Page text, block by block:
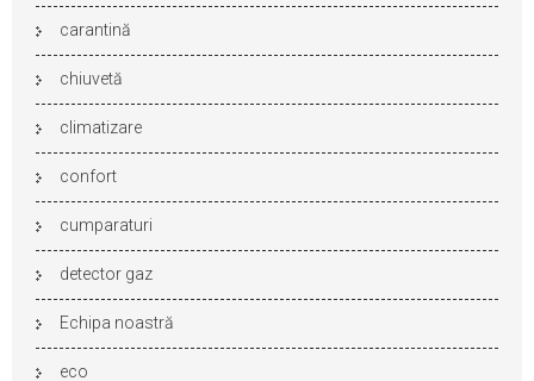
carantină
chiuvetă
climatizare
confort
cumparaturi
detector gaz
Echipa noastră
eco